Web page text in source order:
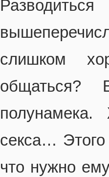
слишком
общаться?
секса…
что нужно